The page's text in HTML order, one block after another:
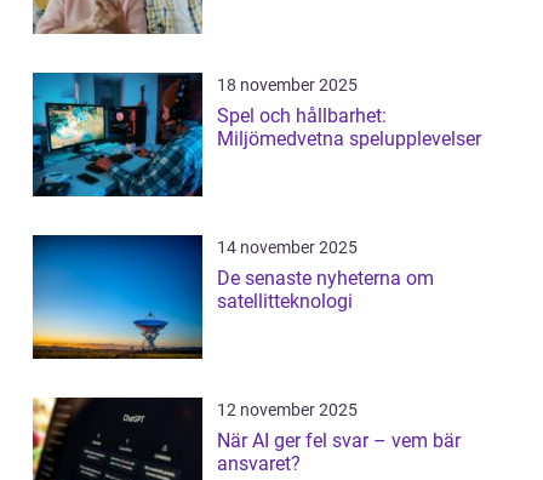
18 november 2025
Spel och hållbarhet:
Miljömedvetna spelupplevelser
14 november 2025
De senaste nyheterna om
satellitteknologi
12 november 2025
När AI ger fel svar – vem bär
ansvaret?